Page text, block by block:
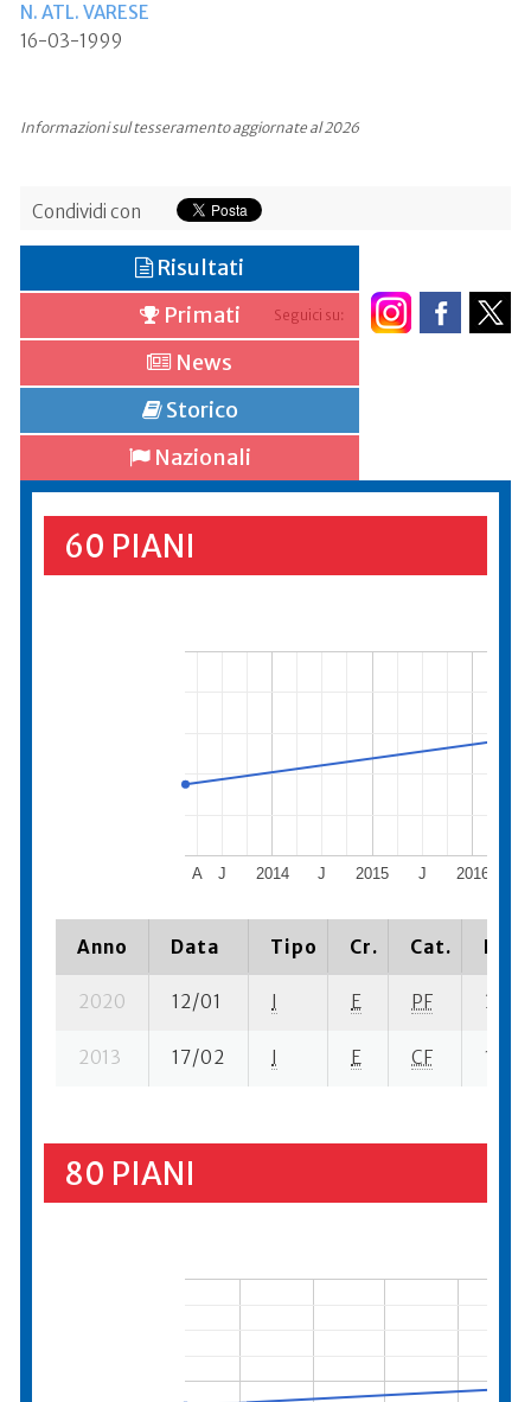
N. ATL. VARESE
16-03-1999
Informazioni sul tesseramento aggiornate al 2026
Condividi con
Seguici su:
Risultati
Primati
News
Storico
Nazionali
60 PIANI
2014 2015 2016
A J J J
Anno Data Tipo Cr. Cat.
2020 12/01 I E PF 3
2013 17/02 I E CF 1 se-
80 PIANI